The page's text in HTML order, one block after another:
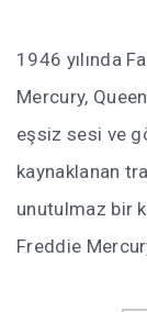
1946 yılında
Mercury,
eşsiz sesi ve
kaynaklanan
unutulmaz bir
Freddie